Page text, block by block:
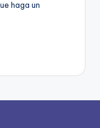
haga un